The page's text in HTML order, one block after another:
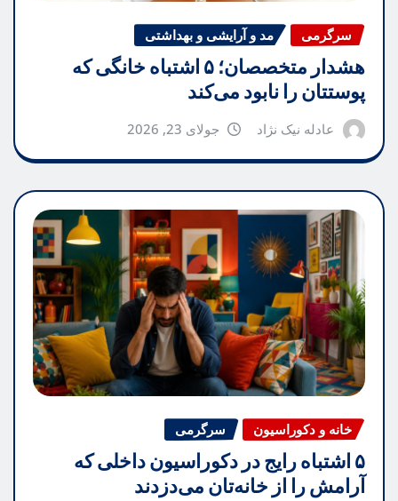
سرگرمی مد و آرایشی و بهداشتی
هشدار متخصصان؛ ۵ اشتباه خانگی که
پوستتان را نابود می‌کند
عادله نیک نژاد جولای 23, 2026
خانه و دکوراسیون سرگرمی
۵ اشتباه رایج در دکوراسیون داخلی که
آرامش را از خانه‌تان می‌دزدند